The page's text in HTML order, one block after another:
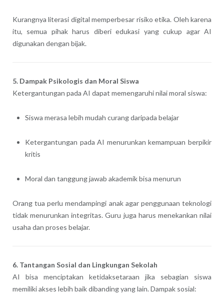
Kurangnya literasi digital memperbesar risiko etika. Oleh karena
itu, semua pihak harus diberi edukasi yang cukup agar AI
digunakan dengan bijak.
5. Dampak Psikologis dan Moral Siswa
Ketergantungan pada AI dapat memengaruhi nilai moral siswa:
Siswa merasa lebih mudah curang daripada belajar
Ketergantungan pada AI menurunkan kemampuan berpikir
kritis
Moral dan tanggung jawab akademik bisa menurun
Orang tua perlu mendampingi anak agar penggunaan teknologi
tidak menurunkan integritas. Guru juga harus menekankan nilai
usaha dan proses belajar.
6. Tantangan Sosial dan Lingkungan Sekolah
AI bisa menciptakan ketidaksetaraan jika sebagian siswa
memiliki akses lebih baik dibanding yang lain. Dampak sosial: